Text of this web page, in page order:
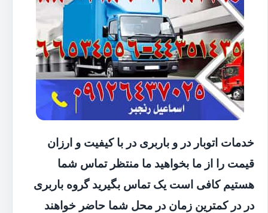
خدمات اتوبار در و باربری در با کیفیت و ارزان
قیمت را از ما بخواهید ما منتظر تماس شما
هستیم کافی است یک تماس بگیرید گروه باربری
در در کمترین زمان در محل شما حاضر خواهند